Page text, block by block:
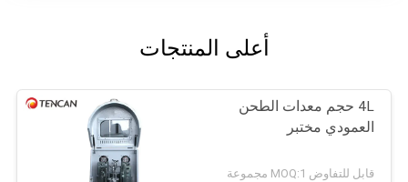
أعلى المنتجات
4L حجم معدات الطحن
العمودي مختبر
قابل للتفاوض MOQ:1 مجموعة